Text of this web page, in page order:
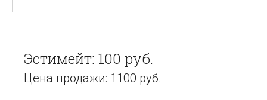
Эстимейт: 100 руб.
Цена продажи: 1100 руб.